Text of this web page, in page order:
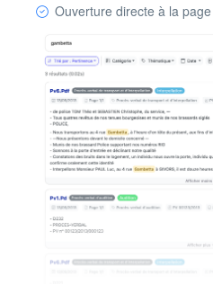
Ouverture directe à la